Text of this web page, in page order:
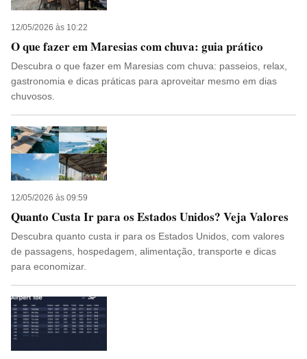
12/05/2026 às 10:22
O que fazer em Maresias com chuva: guia prático
Descubra o que fazer em Maresias com chuva: passeios, relax,
gastronomia e dicas práticas para aproveitar mesmo em dias
chuvosos.
12/05/2026 às 09:59
Quanto Custa Ir para os Estados Unidos? Veja Valores
Descubra quanto custa ir para os Estados Unidos, com valores
de passagens, hospedagem, alimentação, transporte e dicas
para economizar.